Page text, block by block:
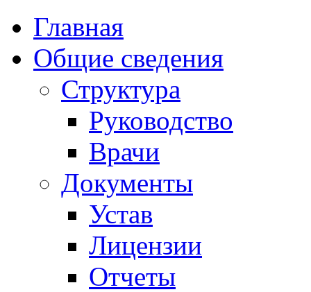
Главная
Общие сведения
Структура
Руководство
Врачи
Документы
Устав
Лицензии
Отчеты